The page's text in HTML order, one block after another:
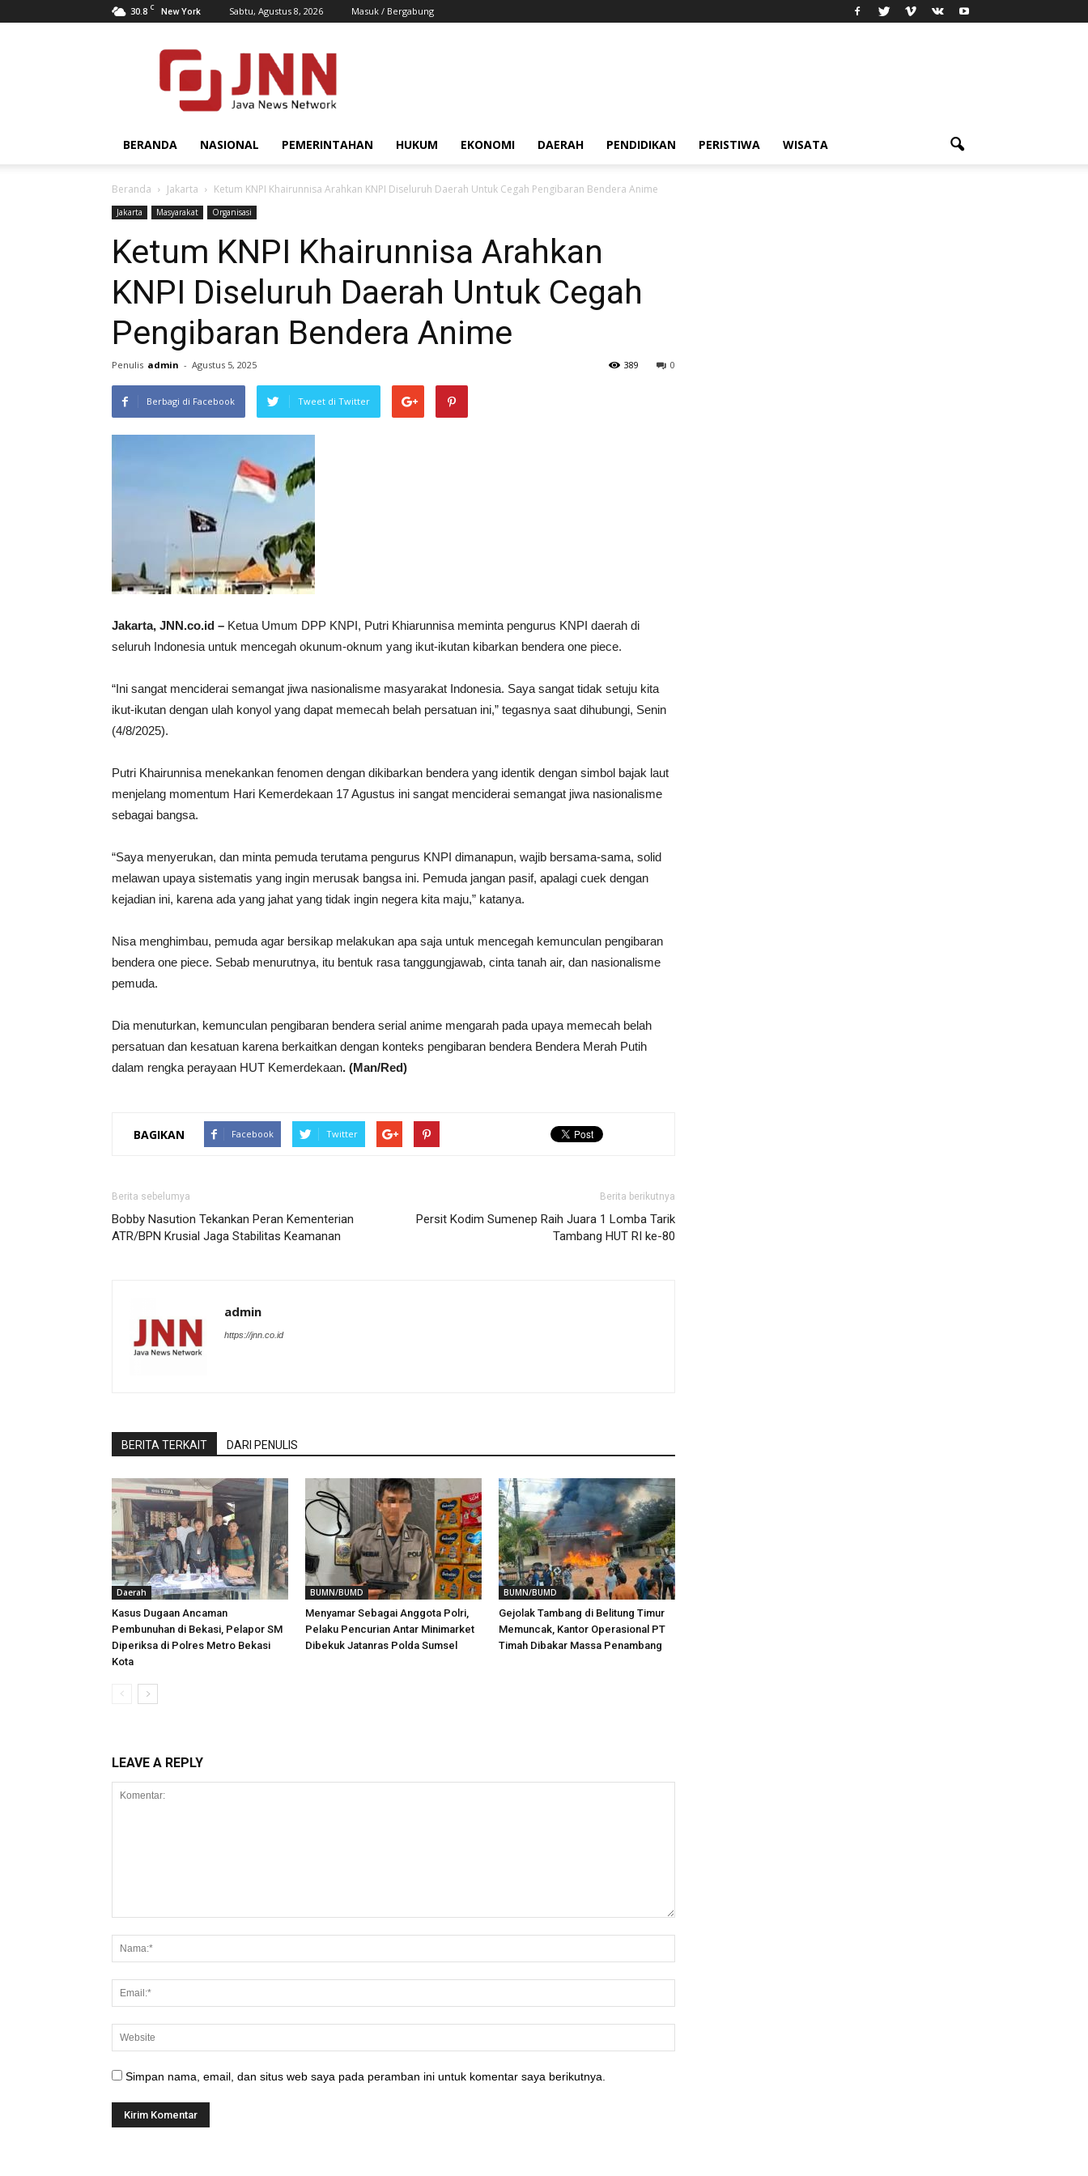
30.8 C New York Sabtu, Agustus 8, 2026 Masuk / Bergabung
JNN.co.id
BERANDA NASIONAL PEMERINTAHAN HUKUM EKONOMI DAERAH PENDIDIKAN PERISTIWA WISATA
Beranda Jakarta Ketum KNPI Khairunnisa Arahkan KNPI Diseluruh Daerah Untuk Cegah Pengibaran Bendera Anime
Jakarta Masyarakat Organisasi
Ketum KNPI Khairunnisa Arahkan
KNPI Diseluruh Daerah Untuk Cegah
Pengibaran Bendera Anime
Penulis admin - Agustus 5, 2025 0
389
Berbagi di Facebook Tweet di Twitter
Jakarta, JNN.co.id – Ketua Umum DPP KNPI, Putri Khiarunnisa meminta pengurus KNPI daerah di
seluruh Indonesia untuk mencegah okunum-oknum yang ikut-ikutan kibarkan bendera one piece.
“Ini sangat menciderai semangat jiwa nasionalisme masyarakat Indonesia. Saya sangat tidak setuju kita
ikut-ikutan dengan ulah konyol yang dapat memecah belah persatuan ini,” tegasnya saat dihubungi, Senin
(4/8/2025).
Putri Khairunnisa menekankan fenomen dengan dikibarkan bendera yang identik dengan simbol bajak laut
menjelang momentum Hari Kemerdekaan 17 Agustus ini sangat menciderai semangat jiwa nasionalisme
sebagai bangsa.
“Saya menyerukan, dan minta pemuda terutama pengurus KNPI dimanapun, wajib bersama-sama, solid
melawan upaya sistematis yang ingin merusak bangsa ini. Pemuda jangan pasif, apalagi cuek dengan
kejadian ini, karena ada yang jahat yang tidak ingin negera kita maju,” katanya.
Nisa menghimbau, pemuda agar bersikap melakukan apa saja untuk mencegah kemunculan pengibaran
bendera one piece. Sebab menurutnya, itu bentuk rasa tanggungjawab, cinta tanah air, dan nasionalisme
pemuda.
Dia menuturkan, kemunculan pengibaran bendera serial anime mengarah pada upaya memecah belah
persatuan dan kesatuan karena berkaitkan dengan konteks pengibaran bendera Bendera Merah Putih
dalam rengka perayaan HUT Kemerdekaan. (Man/Red)
BAGIKAN Facebook Twitter
Berita sebelumya
Bobby Nasution Tekankan Peran Kementerian
ATR/BPN Krusial Jaga Stabilitas Keamanan
Berita berikutnya
Persit Kodim Sumenep Raih Juara 1 Lomba Tarik
Tambang HUT RI ke-80
admin
https://jnn.co.id
BERITA TERKAIT DARI PENULIS
Daerah
Kasus Dugaan Ancaman
Pembunuhan di Bekasi, Pelapor SM
Diperiksa di Polres Metro Bekasi
Kota
BUMN/BUMD
Menyamar Sebagai Anggota Polri,
Pelaku Pencurian Antar Minimarket
Dibekuk Jatanras Polda Sumsel
BUMN/BUMD
Gejolak Tambang di Belitung Timur
Memuncak, Kantor Operasional PT
Timah Dibakar Massa Penambang
LEAVE A REPLY
Simpan nama, email, dan situs web saya pada peramban ini untuk komentar saya berikutnya.